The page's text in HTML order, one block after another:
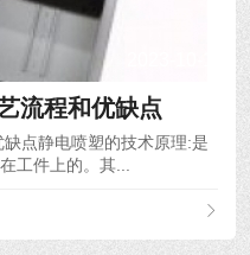
流程和优缺点
点静电喷塑的技术原理:是
工件上的。其...